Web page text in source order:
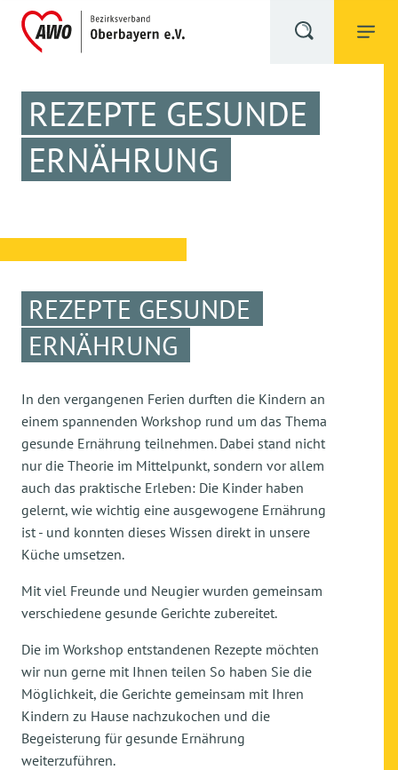
REZEPTE GESUNDE
ERNÄHRUNG
REZEPTE GESUNDE
ERNÄHRUNG
In den vergangenen Ferien durften die Kindern an
einem spannenden Workshop rund um das Thema
gesunde Ernährung teilnehmen. Dabei stand nicht
nur die Theorie im Mittelpunkt, sondern vor allem
auch das praktische Erleben: Die Kinder haben
gelernt, wie wichtig eine ausgewogene Ernährung
ist - und konnten dieses Wissen direkt in unsere
Küche umsetzen.
Mit viel Freunde und Neugier wurden gemeinsam
verschiedene gesunde Gerichte zubereitet.
Die im Workshop entstandenen Rezepte möchten
wir nun gerne mit Ihnen teilen So haben Sie die
Möglichkeit, die Gerichte gemeinsam mit Ihren
Kindern zu Hause nachzukochen und die
Begeisterung für gesunde Ernährung
weiterzuführen.